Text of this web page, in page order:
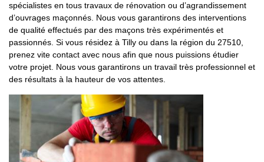
spécialistes en tous travaux de rénovation ou d’agrandissement
d’ouvrages maçonnés. Nous vous garantirons des interventions
de qualité effectués par des maçons très expérimentés et
passionnés. Si vous résidez à Tilly ou dans la région du 27510,
prenez vite contact avec nous afin que nous puissions étudier
votre projet. Nous vous garantirons un travail très professionnel et
des résultats à la hauteur de vos attentes.